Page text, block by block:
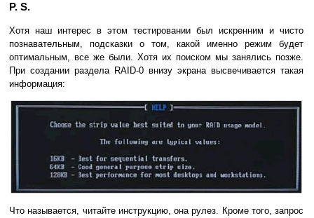
P. S.
Хотя наш интерес в этом тестировании был искренним и чисто
познавательным, подсказки о том, какой именно режим будет
оптимальным, все же были. Хотя их поиском мы занялись позже.
При создании раздела RAID-0 внизу экрана высвечивается такая
информация:
Что называется, читайте инструкцию, она рулез. Кроме того, запрос